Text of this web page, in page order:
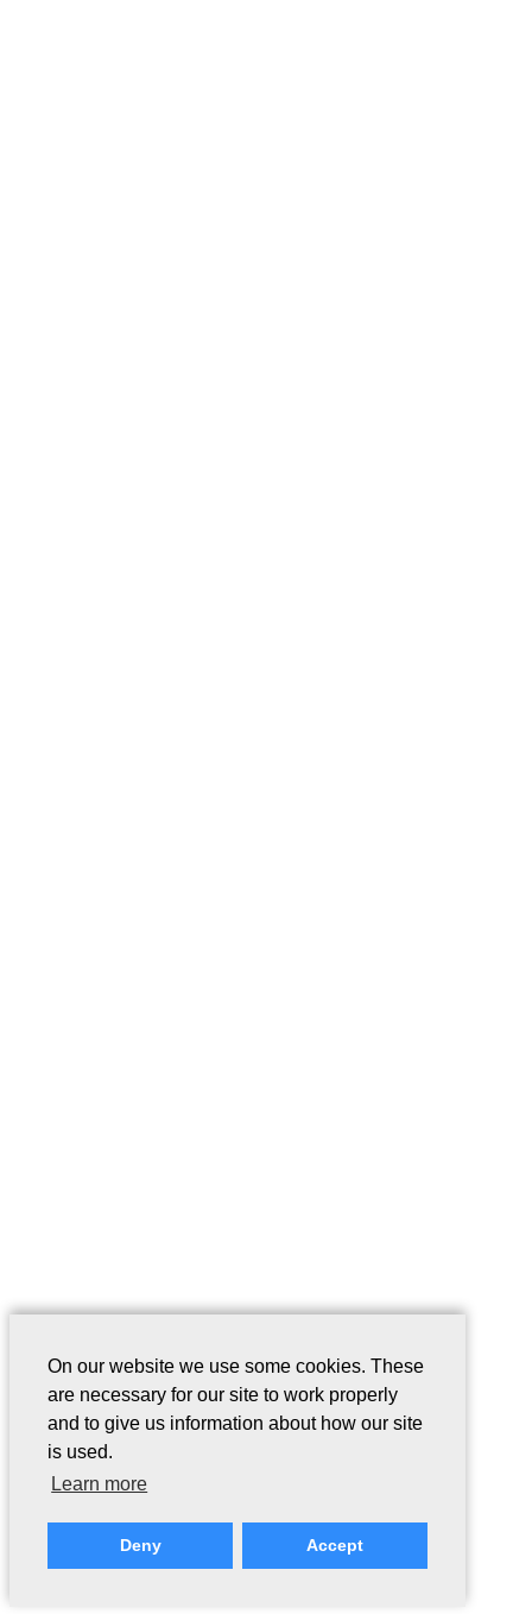
On our website we use some cookies. These
are necessary for our site to work properly
and to give us information about how our site
is used.
Learn more
Deny Accept